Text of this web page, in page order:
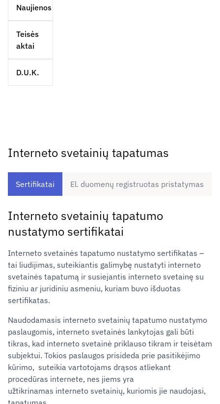
Naujienos
Teisės
aktai
D.U.K.
Interneto svetainių tapatumas
Sertifikatai El. duomenų registruotas pristatymas
Interneto svetainių tapatumo
nustatymo sertifikatai
Interneto svetainės tapatumo nustatymo sertifikatas ‒
tai liudijimas, suteikiantis galimybę nustatyti interneto
svetainės tapatumą ir susiejantis interneto svetainę su
fiziniu ar juridiniu asmeniu, kuriam buvo išduotas
sertifikatas.
Naudodamasis interneto svetainių tapatumo nustatymo
paslaugomis, interneto svetainės lankytojas gali būti
tikras, kad interneto svetainė priklauso tikram ir teisėtam
subjektui. Tokios paslaugos prisideda prie pasitikėjimo
kūrimo, suteikia vartotojams drąsos atliekant
procedūras internete, nes jiems yra
užtikrinamas interneto svetainių, kuriomis jie naudojasi,